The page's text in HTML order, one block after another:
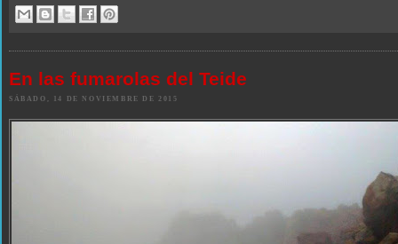
En las fumarolas del Teide
SÁBADO, 14 DE NOVIEMBRE DE 2015